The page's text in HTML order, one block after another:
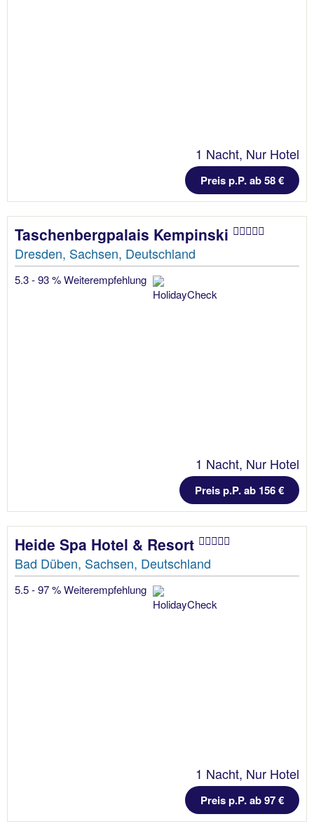
1 Nacht, Nur Hotel
Preis p.P. ab 58 €
Taschenbergpalais Kempinski
Dresden, Sachsen, Deutschland
5.3 - 93 % Weiterempfehlung
1 Nacht, Nur Hotel
Preis p.P. ab 156 €
Heide Spa Hotel & Resort
Bad Düben, Sachsen, Deutschland
5.5 - 97 % Weiterempfehlung
1 Nacht, Nur Hotel
Preis p.P. ab 97 €